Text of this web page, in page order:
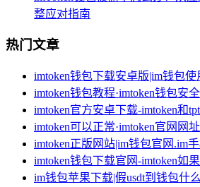
整应对指南
热门文章
imtoken钱包下载安卓版|im钱包使
imtoken钱包教程·imtoken钱包安
imtoken官方安卓下载-imtoken和
imtoken可以正常·imtoken官网网址
imtoken正版网站|im钱包官网.im
imtoken钱包下载官网-imtoken如
im钱包苹果下载|假usdt到钱包什